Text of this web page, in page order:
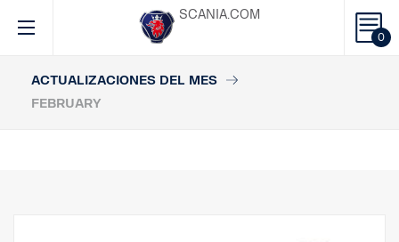
0
SCANIA.COM
ACTUALIZACIONES DEL MES
FEBRUARY